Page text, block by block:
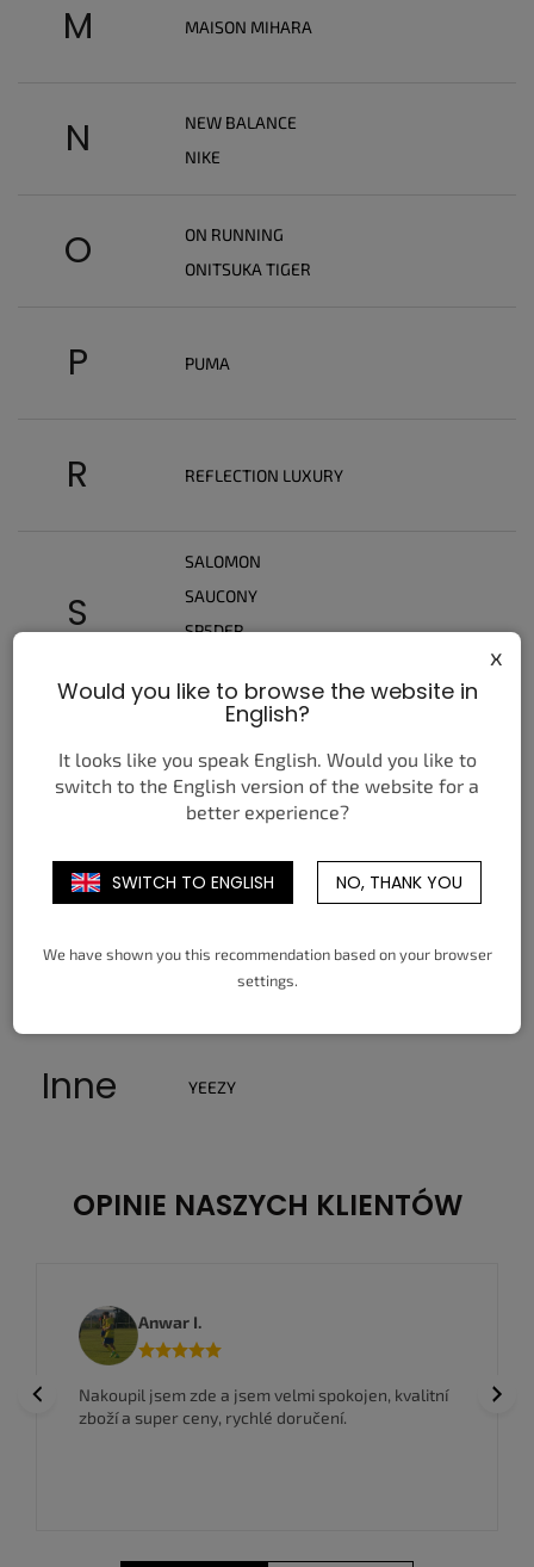
M MAISON MIHARA
N
NEW BALANCE
NIKE
O
ON RUNNING
ONITSUKA TIGER
P PUMA
R REFLECTION LUXURY
S
SALOMON
SAUCONY
SP5DER
T TIMBERLAND
U UGG
V
Inne YEEZY
OPINIE NASZYCH KLIENTÓW
Previous
Anwar I.
Nakoupil jsem zde a jsem velmi spokojen, kvalitní
zboží a super ceny, rychlé doručení.
Next
Would you like to browse the website in
English?
x
It looks like you speak English. Would you like to
switch to the English version of the website for a
better experience?
SWITCH TO ENGLISH NO, THANK YOU
We have shown you this recommendation based on your browser
settings.